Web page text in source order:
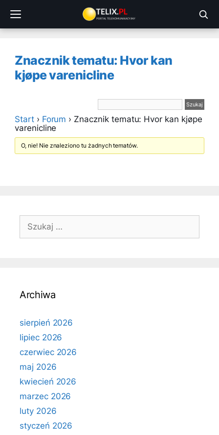
treści
Znacznik tematu: Hvor kan
kjøpe varenicline
Start › Forum › Znacznik tematu: Hvor kan kjøpe
varenicline
O, nie! Nie znaleziono tu żadnych tematów.
Szukaj:
Archiwa
sierpień 2026
lipiec 2026
czerwiec 2026
maj 2026
kwiecień 2026
marzec 2026
luty 2026
styczeń 2026